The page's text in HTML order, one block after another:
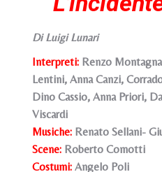
Di Luigi Lunari
Interpreti: Renzo
Lentini, Anna Canzi,
Dino Cassio, Anna Priori,
Viscardi
Musiche: Renato Sellani-
Scene: Roberto Comotti
Costumi: Angelo Poli